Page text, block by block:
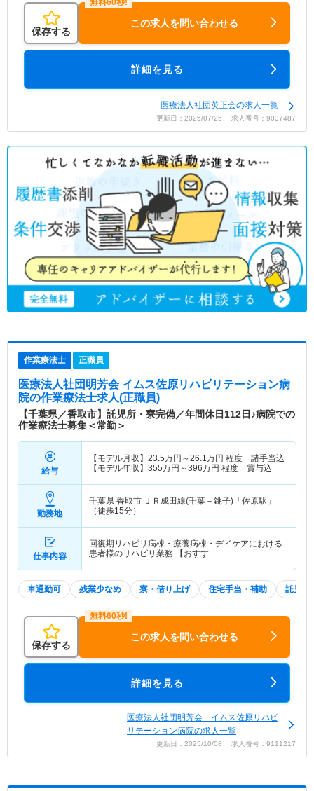
保存する
この求人を問い合わせる
詳細を見る
医療法人社団英正会の求人一覧
更新日：2025/07/25 求人番号：9037487
作業療法士 正職員
医療法人社団明芳会 イムス佐原リハビリテーション病
院の作業療法士求人(正職員)
【千葉県／香取市】託児所・寮完備／年間休日112日♪病院での
作業療法士募集＜常勤＞
給与
【モデル月収】 23.5万円～26.1万円 程度 諸手当込
【モデル年収】 355万円～396万円 程度 賞与込
勤務地
千葉県 香取市 ＪＲ成田線(千葉－銚子)「佐原駅」
（徒歩15分）
仕事内容
回復期リハビリ病棟・療養病棟・デイケアにおける
患者様のリハビリ業務 【おすす…
車通勤可 残業少なめ 寮・借り上げ 住宅手当・補助 託児所
保存する
この求人を問い合わせる
詳細を見る
医療法人社団明芳会 イムス佐原リハビ
リテーション病院の求人一覧
更新日：2025/10/08 求人番号：9111217